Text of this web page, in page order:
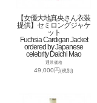
【女優大地真央さん衣装
提供】セミロングジャケ
ット
Fuchsia Cardigan Jacket
ordered by Japanese
celebrity Daichi Mao
通常価格
49,000円(税別)